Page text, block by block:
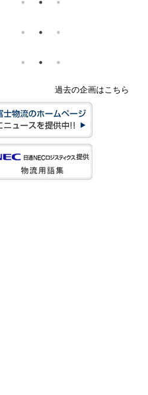
過去の企画はこちら